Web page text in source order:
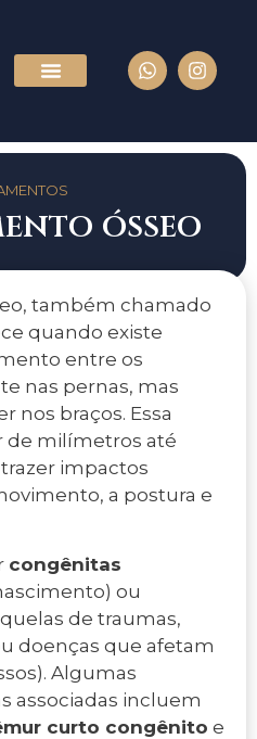
ósseo
também chamado
quando existe
entre os
nas pernas, mas
nos braços. Essa
de milímetros até
impactos
a postura e
congênitas
ou
de traumas,
doenças que afetam
Algumas
associadas incluem
curto congênito e